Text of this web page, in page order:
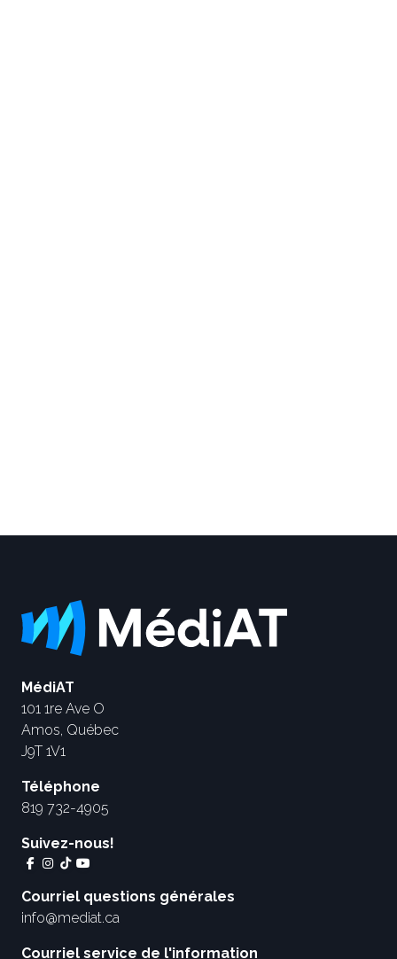
MédiAT
101 1re Ave O
Amos, Québec
J9T 1V1
Téléphone
819 732-4905
Suivez-nous!
Courriel questions générales
info@mediat.ca
Courriel service de l'information